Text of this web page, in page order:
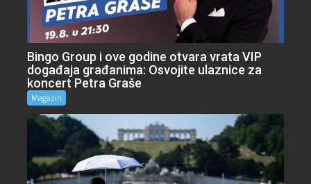
Bingo Group i ove godine otvara vrata VIP
događaja građanima: Osvojite ulaznice za
koncert Petra Graše
Magazin